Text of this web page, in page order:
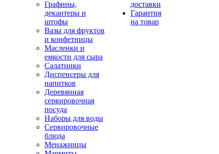
Графины,
декантеры и
штофы
Вазы для фруктов
и конфетницы
Масленки и
емкости для сыра
Салатники
Диспенсеры для
напитков
Деревянная
сервировочная
посуда
Наборы для воды
Сервировочные
блюда
Менажницы
доставки
Гарантия
на товар